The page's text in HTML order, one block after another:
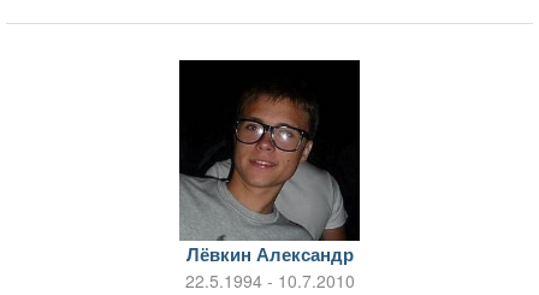
Лёвкин Александр
22.5.1994 - 10.7.2010